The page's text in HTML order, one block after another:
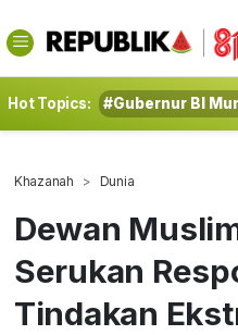
Hot Topics: #Gubernur BI
Khazanah Dunia
Dewan
Serukan
Tindakan